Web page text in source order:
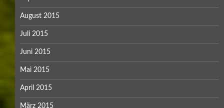
August 2015
Juli 2015
Juni 2015
Mai 2015
April 2015
März 2015